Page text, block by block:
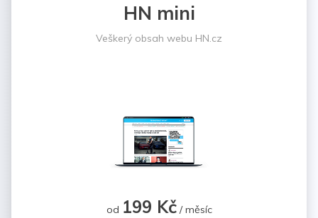
HN mini
Veškerý obsah webu HN.cz
od 199 Kč/ měsíc